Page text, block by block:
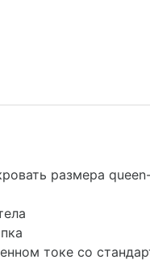
размера
токе со